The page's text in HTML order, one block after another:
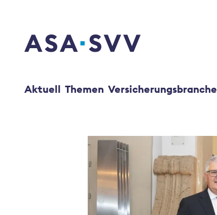
SVV Logo
Aktuell Themen Versicherungsbranche